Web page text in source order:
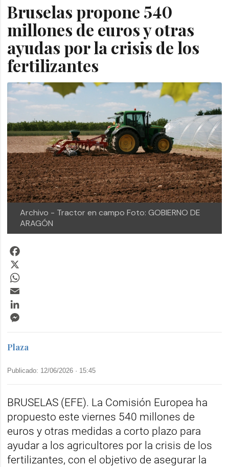
Bruselas propone 540
millones de euros y otras
ayudas por la crisis de los
fertilizantes
Archivo - Tractor en campoFoto: GOBIERNO DE
ARAGÓN
Plaza
Publicado: 12/06/2026 · 15:45
BRUSELAS (EFE). La Comisión Europea ha
propuesto este viernes 540 millones de
euros y otras medidas a corto plazo para
ayudar a los agricultores por la crisis de los
fertilizantes, con el objetivo de asegurar la